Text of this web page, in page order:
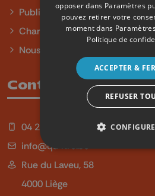
Publicité
Charte sur l'égalité et la
Nous contacter
Contact
04 254 99 99
info@qu4tre.be
Rue du Laveu, 58
4000 Liège
opposer dans Paramètres
pouvez retirer votre
moment dans
Politique de
ACCEPTER &
REFUSER